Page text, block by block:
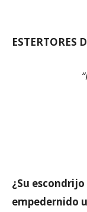
ESTERTORES
¿Su
empedernido